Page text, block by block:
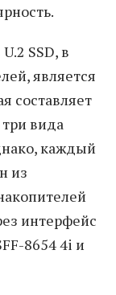
SSD, в
является
составляет
вида
каждый
из
интерфейс
8654 4i и